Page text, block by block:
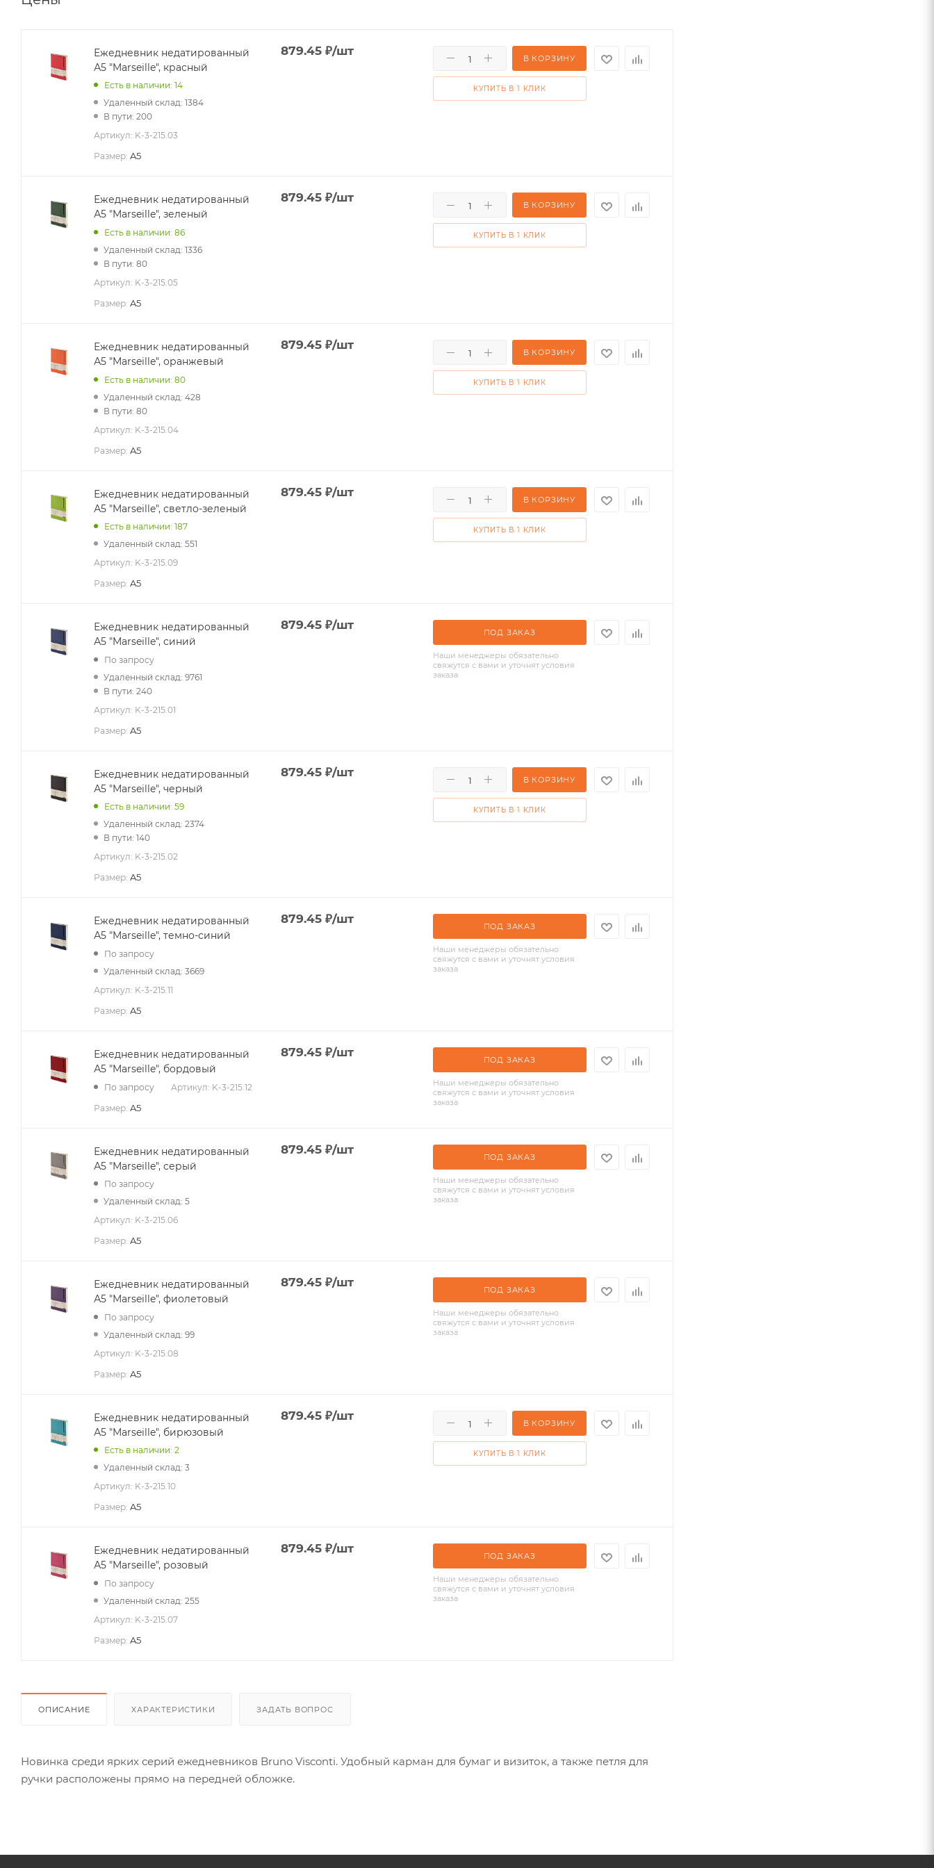
Ежедневник недатированный
А5 "Marseille", красный
Есть в наличии: 14
Удаленный склад: 1384
В пути: 200
Артикул: K-3-215.03
Размер: A5
879.45₽/шт
В КОРЗИНУ
КУПИТЬ В 1 КЛИК
Ежедневник недатированный
А5 "Marseille", зеленый
Есть в наличии: 86
Удаленный склад: 1336
В пути: 80
Артикул: K-3-215.05
Размер: A5
879.45₽/шт
В КОРЗИНУ
КУПИТЬ В 1 КЛИК
Ежедневник недатированный
А5 "Marseille", оранжевый
Есть в наличии: 80
Удаленный склад: 428
В пути: 80
Артикул: K-3-215.04
Размер: A5
879.45₽/шт
В КОРЗИНУ
КУПИТЬ В 1 КЛИК
Ежедневник недатированный
А5 "Marseille", светло-зеленый
Есть в наличии: 187
Удаленный склад: 551
Артикул: K-3-215.09
Размер: A5
879.45₽/шт
В КОРЗИНУ
КУПИТЬ В 1 КЛИК
Ежедневник недатированный
А5 "Marseille", синий
По запросу
Удаленный склад: 9761
В пути: 240
Артикул: K-3-215.01
Размер: A5
879.45₽/шт
ПОД ЗАКАЗ
Наши менеджеры обязательно
свяжутся с вами и уточнят условия
заказа
Ежедневник недатированный
А5 "Marseille", черный
Есть в наличии: 59
Удаленный склад: 2374
В пути: 140
Артикул: K-3-215.02
Размер: A5
879.45₽/шт
В КОРЗИНУ
КУПИТЬ В 1 КЛИК
Ежедневник недатированный
А5 "Marseille", темно-синий
По запросу
Удаленный склад: 3669
Артикул: K-3-215.11
Размер: A5
879.45₽/шт
ПОД ЗАКАЗ
Наши менеджеры обязательно
свяжутся с вами и уточнят условия
заказа
Ежедневник недатированный
А5 "Marseille", бордовый
По запросу Артикул: K-3-215.12
Размер: A5
879.45₽/шт
ПОД ЗАКАЗ
Наши менеджеры обязательно
свяжутся с вами и уточнят условия
заказа
Ежедневник недатированный
А5 "Marseille", серый
По запросу
Удаленный склад: 5
Артикул: K-3-215.06
Размер: A5
879.45₽/шт
ПОД ЗАКАЗ
Наши менеджеры обязательно
свяжутся с вами и уточнят условия
заказа
Ежедневник недатированный
А5 "Marseille", фиолетовый
По запросу
Удаленный склад: 99
Артикул: K-3-215.08
Размер: A5
879.45₽/шт
ПОД ЗАКАЗ
Наши менеджеры обязательно
свяжутся с вами и уточнят условия
заказа
Ежедневник недатированный
А5 "Marseille", бирюзовый
Есть в наличии: 2
Удаленный склад: 3
Артикул: K-3-215.10
Размер: A5
879.45₽/шт
В КОРЗИНУ
КУПИТЬ В 1 КЛИК
Ежедневник недатированный
А5 "Marseille", розовый
По запросу
Удаленный склад: 255
Артикул: K-3-215.07
Размер: A5
879.45₽/шт
ПОД ЗАКАЗ
Наши менеджеры обязательно
свяжутся с вами и уточнят условия
заказа
ОПИСАНИЕ ХАРАКТЕРИСТИКИ ЗАДАТЬ ВОПРОС
Новинка среди ярких серий ежедневников Bruno Visconti. Удобный карман для бумаг и визиток, а также петля для
ручки расположены прямо на передней обложке.